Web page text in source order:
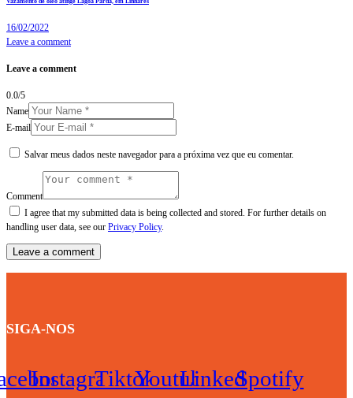
16/02/2022
Leave a comment
Leave a comment
0.0/5
Name
E-mail
Salvar meus dados neste navegador para a próxima vez que eu comentar.
Comment
I agree that my submitted data is being collected and stored. For further details on
handling user data, see our Privacy Policy.
SIGA-NOS
InstagramTiktokYoutubeLinkedinSpotify